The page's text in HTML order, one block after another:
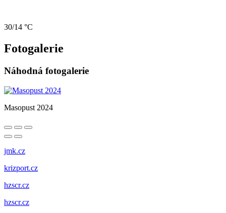
30/14 °C
Fotogalerie
Náhodná fotogalerie
Masopust 2024
jmk.cz
krizport.cz
hzscr.cz
hzscr.cz